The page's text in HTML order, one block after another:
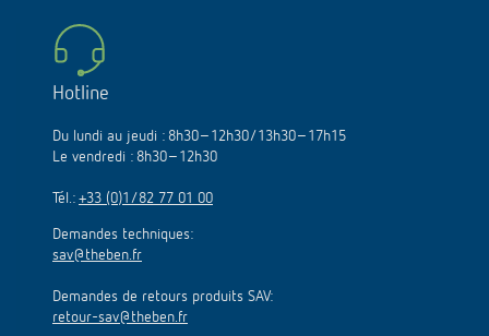
Hotline
Du lundi au jeudi : 8h30–12h30/13h30–17h15
Le vendredi : 8h30–12h30
Tél.: +33 (0)1/82 77 01 00
Demandes techniques:
sav@theben.fr
Demandes de retours produits SAV:
retour-sav@theben.fr